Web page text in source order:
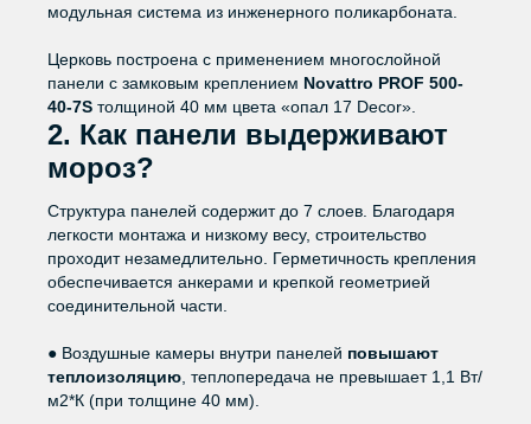
модульная система из инженерного поликарбоната.
Церковь построена с применением многослойной
панели с замковым креплением Novattro PROF 500-
40-7S толщиной 40 мм цвета «опал 17 Decor».
2. Как панели выдерживают
мороз?
Структура панелей содержит до 7 слоев. Благодаря
легкости монтажа и низкому весу, строительство
проходит незамедлительно. Герметичность крепления
обеспечивается анкерами и крепкой геометрией
соединительной части.
● Воздушные камеры внутри панелей повышают
теплоизоляцию , теплопередача не превышает 1,1 Вт/
м2*К (при толщине 40 мм).